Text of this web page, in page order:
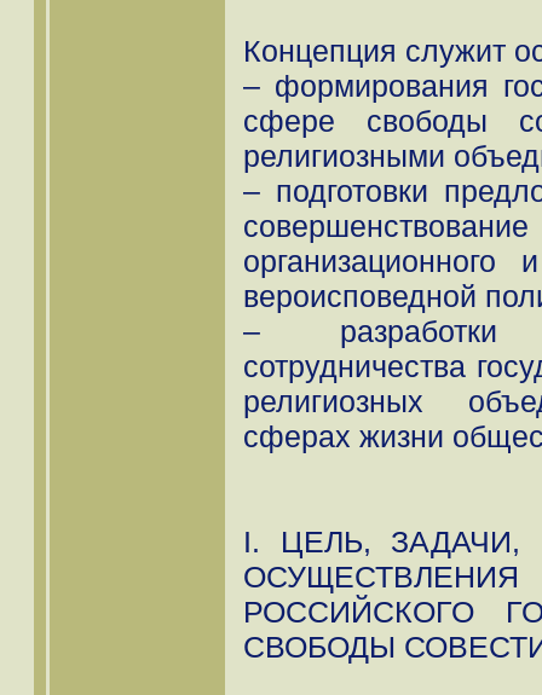
Концепция служит
– формирования
сфере свободы
религиозными
– подготовки
организационного
вероисповедной
– разработки
сотрудничества
религиозных
сферах жизни
I. ЦЕЛЬ,
РОССИЙСКОГО
СВОБОДЫ